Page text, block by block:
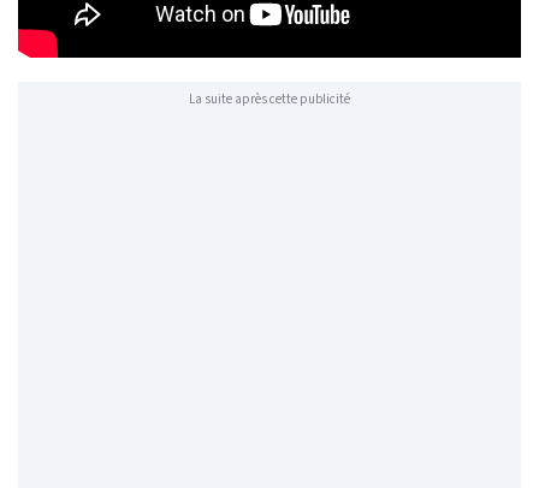
La suite après cette publicité